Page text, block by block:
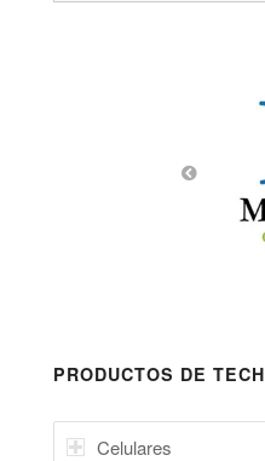
PRODUCTOS DE
Celulares